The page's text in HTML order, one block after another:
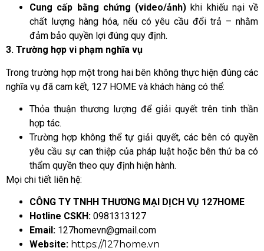
Cung cấp bằng chứng (video/ảnh) khi khiếu nại về
chất lượng hàng hóa, nếu có yêu cầu đổi trả – nhằm
đảm bảo quyền lợi đúng quy định.
3. Trường hợp vi phạm nghĩa vụ
Trong trường hợp một trong hai bên không thực hiện đúng các
nghĩa vụ đã cam kết, 127 HOME và khách hàng có thể:
Thỏa thuận thương lượng để giải quyết trên tinh thần
hợp tác.
Trường hợp không thể tự giải quyết, các bên có quyền
yêu cầu sự can thiệp của pháp luật hoặc bên thứ ba có
thẩm quyền theo quy định hiện hành.
Mọi chi tiết liên hệ:
CÔNG TY TNHH THƯƠNG MẠI DỊCH VỤ 127HOME
Hotline CSKH: 0981313127
Email: 127homevn@gmail.com
Website: https://127home.vn